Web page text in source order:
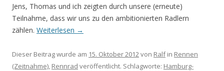
Jens, Thomas und ich zeigten durch unsere (erneute)
Teilnahme, dass wir uns zu den ambitionierten Radlern
zählen. Weiterlesen →
Dieser Beitrag wurde am 15. Oktober 2012von Ralfin Rennen
(Zeitnahme), Rennrad veröffentlicht. Schlagworte: Hamburg-